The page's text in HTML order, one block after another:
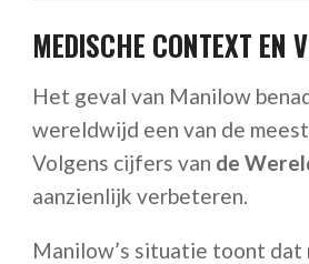
MEDISCHE CONTEXT EN
Het geval van Manilow
wereldwijd een van de
Volgens cijfers van de
aanzienlijk verbeteren.
Manilow’s situatie toont dat